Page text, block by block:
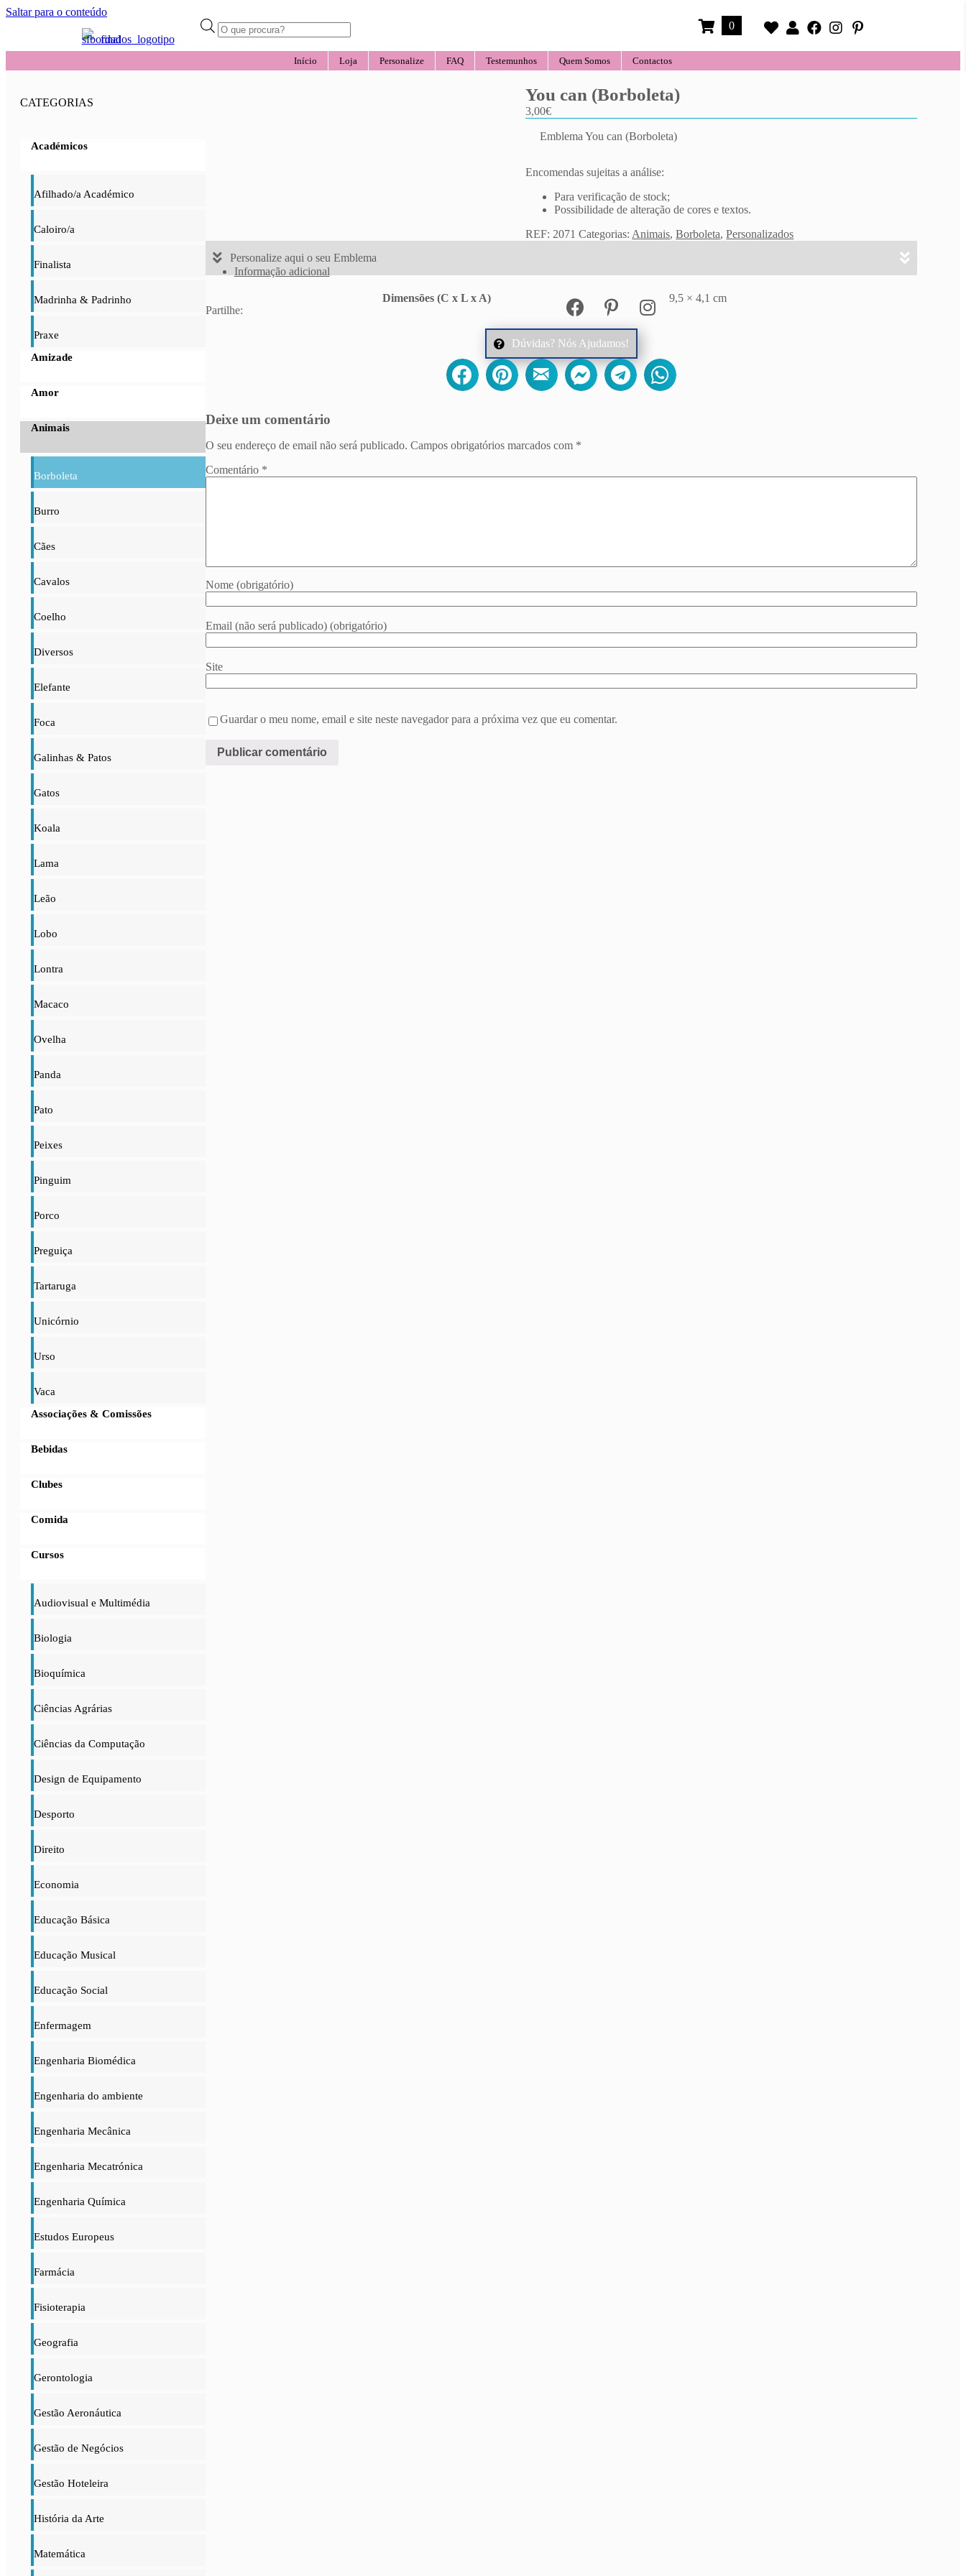
Saltar para o conteúdo
Products
search
0
Início Loja Personalize FAQ Testemunhos Quem Somos Contactos
CATEGORIAS
Académicos
Afilhado/a Académico
Caloiro/a
Finalista
Madrinha & Padrinho
Praxe
Amizade
Amor
Animais
Borboleta
Burro
Cães
Cavalos
Coelho
Diversos
Elefante
Foca
Galinhas & Patos
Gatos
Koala
Lama
Leão
Lobo
Lontra
Macaco
Ovelha
Panda
Pato
Peixes
Pinguim
Porco
Preguiça
Tartaruga
Unicórnio
Urso
Vaca
Associações & Comissões
Bebidas
Clubes
Comida
Cursos
Audiovisual e Multimédia
Biologia
Bioquímica
Ciências Agrárias
Ciências da Computação
Design de Equipamento
Desporto
Direito
Economia
Educação Básica
Educação Musical
Educação Social
Enfermagem
Engenharia Biomédica
Engenharia do ambiente
Engenharia Mecânica
Engenharia Mecatrónica
Engenharia Química
Estudos Europeus
Farmácia
Fisioterapia
Geografia
Gerontologia
Gestão Aeronáutica
Gestão de Negócios
Gestão Hoteleira
História da Arte
Matemática
You can (Borboleta)
3,00€
Emblema You can (Borboleta)
Encomendas sujeitas a análise:
Para verificação de stock;
Possibilidade de alteração de cores e textos.
REF:2071 Categorias:Animais,Borboleta,Personalizados
Personalize aqui o seu Emblema
Informação adicional
Dimensões (C x L x A)
9,5 × 4,1 cm
Partilhe:
Dúvidas? Nós Ajudamos!
Deixe um comentário
O seu endereço de email não será publicado. Campos obrigatórios marcados com *
Comentário *
Nome (obrigatório)
Email (não será publicado) (obrigatório)
Site
Guardar o meu nome, email e site neste navegador para a próxima vez que eu comentar.